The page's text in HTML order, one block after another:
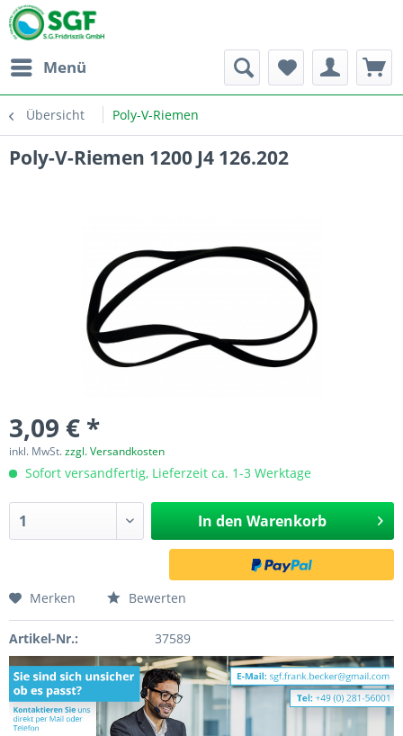
Menü
Übersicht Poly-V-Riemen
Poly-V-Riemen 1200 J4 126.202
3,09 € *
inkl. MwSt.zzgl. Versandkosten
Sofort versandfertig, Lieferzeit ca. 1-3 Werktage
In den Warenkorb
Merken Bewerten
Artikel-Nr.: 37589